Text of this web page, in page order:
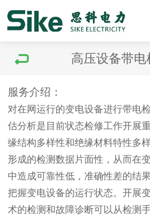
高压设备带电
服务介绍：
对在网运行的变电设备进行带电
估分析是目前状态检修工作开展
缘结构多样性和绝缘材料特性多
形成的检测数据片面性，从而在
中造成可靠性低，准确性差的结
把握变电设备的运行状态。开展
术的检测和故障诊断可以从检测